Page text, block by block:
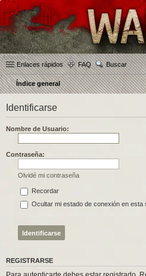
Enlaces rápidos FAQ Buscar
Índice general
Identificarse
Nombre de Usuario:
Contraseña:
Olvidé mi contraseña
Recordar
Ocultar mi estado de conexión en esta
REGISTRARSE